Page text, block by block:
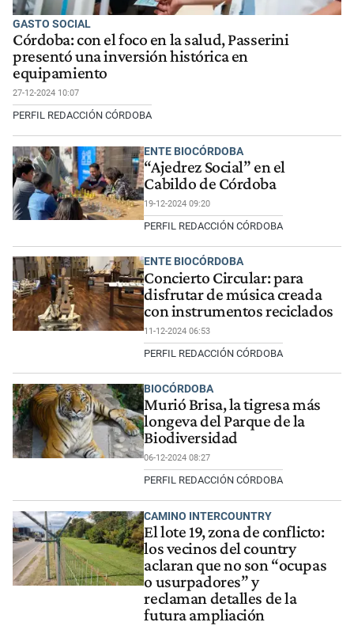
GASTO SOCIAL
Córdoba: con el foco en la salud, Passerini
presentó una inversión histórica en
equipamiento
27-12-2024 10:07
PERFIL REDACCIÓN CÓRDOBA
ENTE BIOCÓRDOBA
“Ajedrez Social” en el
Cabildo de Córdoba
19-12-2024 09:20
PERFIL REDACCIÓN CÓRDOBA
ENTE BIOCÓRDOBA
Concierto Circular: para
disfrutar de música creada
con instrumentos reciclados
11-12-2024 06:53
PERFIL REDACCIÓN CÓRDOBA
BIOCÓRDOBA
Murió Brisa, la tigresa más
longeva del Parque de la
Biodiversidad
06-12-2024 08:27
PERFIL REDACCIÓN CÓRDOBA
CAMINO INTERCOUNTRY
El lote 19, zona de conflicto:
los vecinos del country
aclaran que no son “ocupas
o usurpadores” y
reclaman detalles de la
futura ampliación